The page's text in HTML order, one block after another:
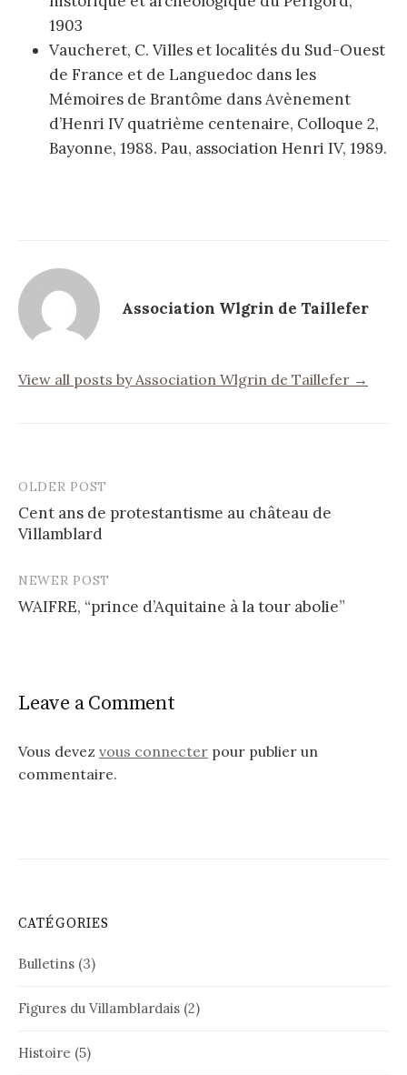
1903
Vaucheret, C. Villes et localités du Sud-Ouest
de France et de Languedoc dans les
Mémoires de Brantôme dans Avènement
d’Henri IV quatrième centenaire, Colloque 2,
Bayonne, 1988. Pau, association Henri IV, 1989.
Association Wlgrin de Taillefer
View all posts by Association Wlgrin de Taillefer →
Post
navigation
OLDER POST
Cent ans de protestantisme au château de
Villamblard
NEWER POST
WAIFRE, “prince d’Aquitaine à la tour abolie”
Leave a Comment
Vous devez vous connecter pour publier un
commentaire.
CATÉGORIES
Bulletins (3)
Figures du Villamblardais (2)
Histoire (5)